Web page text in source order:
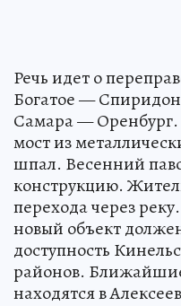
Речь идет о
Богатое —
Самара — Оренбург.
мост из
шпал. Весенний
конструкцию.
перехода через
новый объект
доступность
районов.
находятся в